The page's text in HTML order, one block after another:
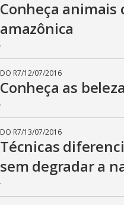
Conheça animais
amazônica
.
DO R7/12/07/2016
Conheça as
.
DO R7/13/07/2016
Técnicas
sem degradar a
.